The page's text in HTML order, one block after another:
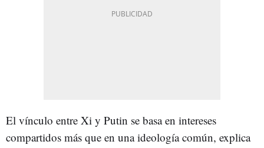
El vínculo entre Xi y Putin se basa en intereses
compartidos más que en una ideología común, explica